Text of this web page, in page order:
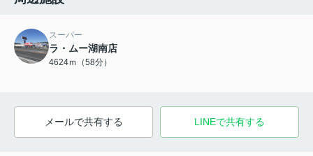
スーパー
ラ・ムー湖南店
4624ｍ（58分）
メールで共有する LINEで共有する